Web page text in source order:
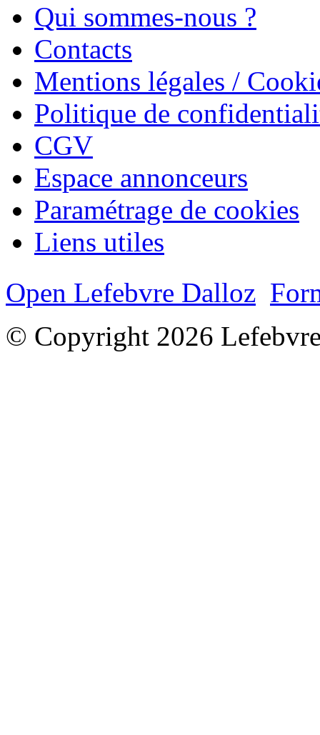
Qui sommes-nous ?
Contacts
Mentions légales /
Politique de
CGV
Espace annonceurs
Paramétrage de cookies
Liens utiles
Open Lefebvre Dalloz
© Copyright 2026